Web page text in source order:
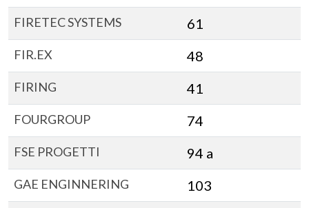
FIRETEC SYSTEMS 61
FIR.EX 48
FIRING 41
FOURGROUP 74
FSE PROGETTI 94 a
GAE ENGINNERING 103